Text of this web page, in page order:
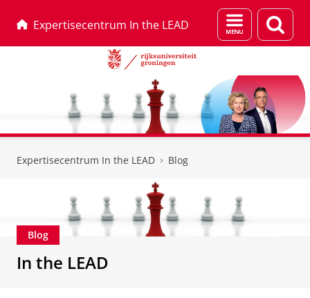
Expertisecentrum In the LEAD
Menu
en
Expertisecentrum In the LEAD Blog
Blog
In the LEAD